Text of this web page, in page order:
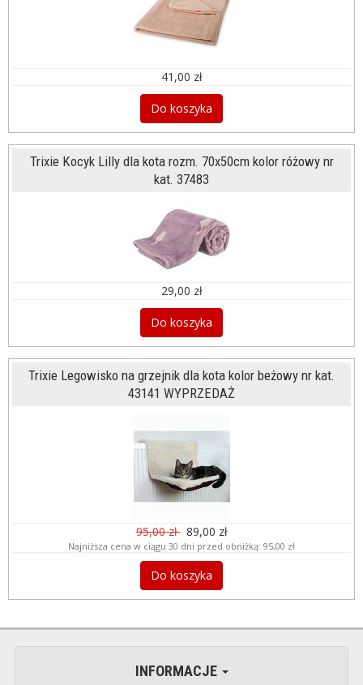
41,00 zł
Do koszyka
Trixie Kocyk Lilly dla kota rozm. 70x50cm kolor różowy nr
kat. 37483
29,00 zł
Do koszyka
Trixie Legowisko na grzejnik dla kota kolor beżowy nr kat.
43141 WYPRZEDAŻ
95,00 zł 89,00 zł
Najniższa cena w ciągu 30 dni przed obniżką: 95,00 zł
Do koszyka
INFORMACJE